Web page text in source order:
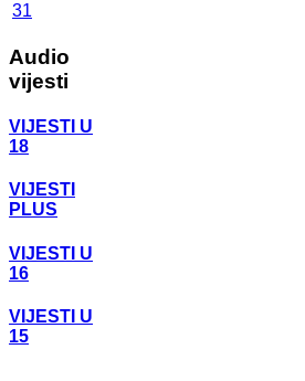
31
Audio
vijesti
VIJESTI U
18
VIJESTI
PLUS
VIJESTI U
16
VIJESTI U
15